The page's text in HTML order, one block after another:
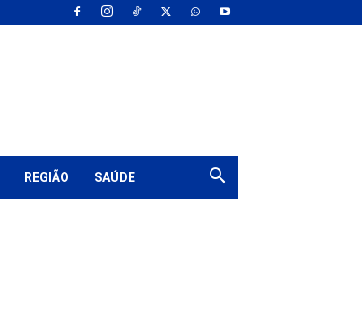
REGIÃO SAÚDE